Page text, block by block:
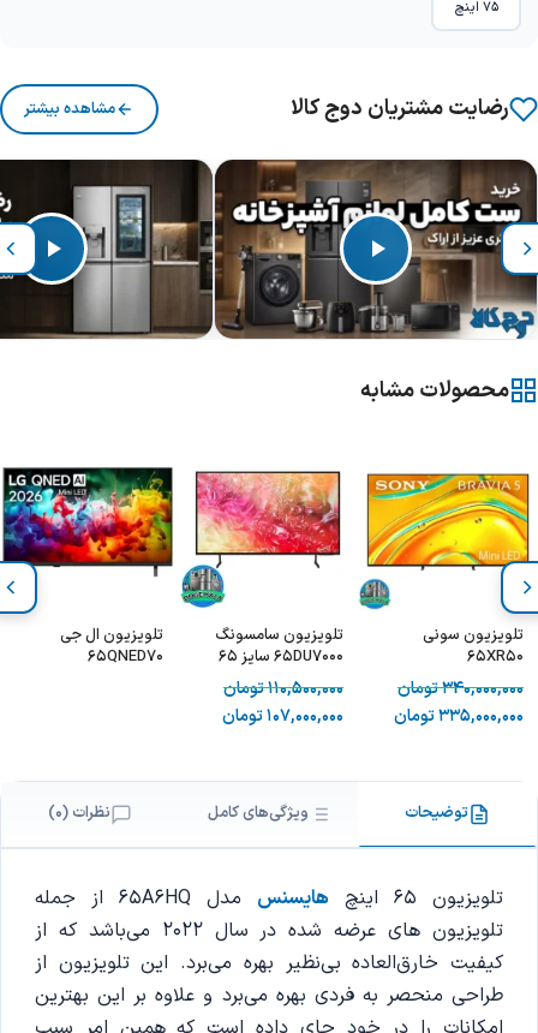
75 اینچ
رضایت مشتریان دوج کالا مشاهده بیشتر
محصولات مشابه
تلویزیون سونی
65XR50
340,000,000تومان
335,000,000تومان
تلویزیون سامسونگ
65DU7000 سایز 65
110,500,000تومان
107,000,000تومان
تلویزیون ال جی
65QNED70
توضیحات ویژگی‌های کامل نظرات (0)
تلویزیون 65 اینچ هایسنس
مدل 65A6HQ از جمله
تلویزیون های عرضه شده در سال 2022 می‌باشد که از
کیفیت خارق‌العاده بی‌نظیر بهره می‌برد. این تلویزیون از
طراحی منحصر به فردی بهره می‌برد و علاوه بر این بهترین